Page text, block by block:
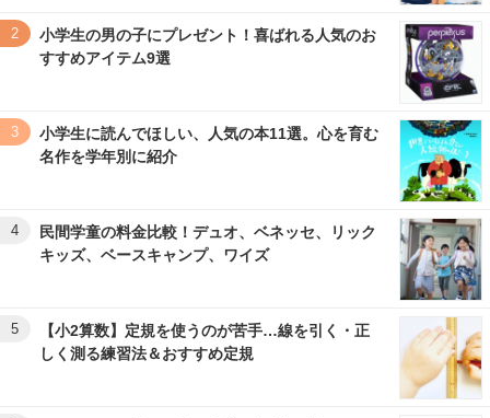
2
小学生の男の子にプレゼント！喜ばれる人気のお
すすめアイテム9選
3
小学生に読んでほしい、人気の本11選。心を育む
名作を学年別に紹介
4
民間学童の料金比較！デュオ、ベネッセ、リック
キッズ、ベースキャンプ、ワイズ
5
【小2算数】定規を使うのが苦手…線を引く・正
しく測る練習法＆おすすめ定規